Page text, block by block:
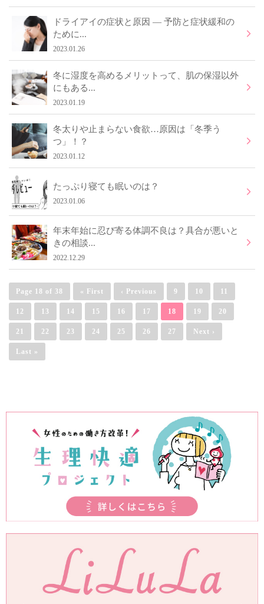
ドライアイの症状と原因 ― 予防と症状緩和の
ために...
2023.01.26
冬に湿度を高めるメリットって、肌の保湿以外
にもある...
2023.01.19
冬太りや止まらない食欲…原因は「冬季う
つ」！？
2023.01.12
たっぷり寝ても眠いのは？
2023.01.06
年末年始に忍び寄る体調不良は？具合が悪いと
きの相談...
2022.12.29
Page 18 of 38 « First ‹ Previous 9 10 11
12 13 14 15 16 17 18 19 20
21 22 23 24 25 26 27 Next ›
Last »